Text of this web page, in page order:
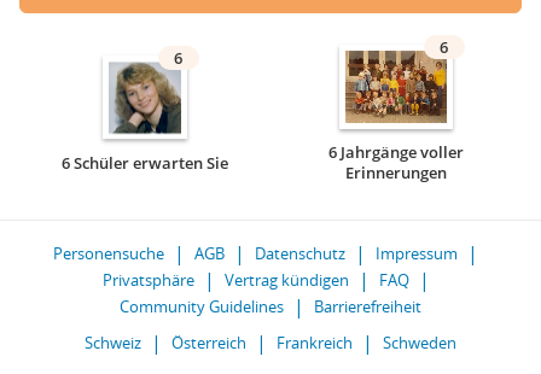
6
6 Schüler erwarten Sie
6
6 Jahrgänge voller
Erinnerungen
Personensuche AGB Datenschutz
Impressum
Privatsphäre
Vertrag kündigen
FAQ
Community Guidelines
Barrierefreiheit
Schweiz
Österreich Frankreich Schweden